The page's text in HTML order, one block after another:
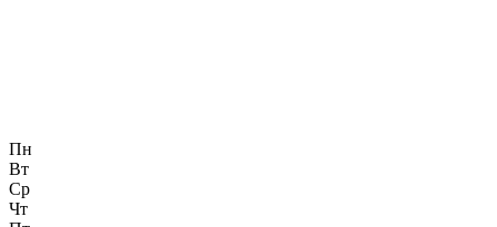
Пн
Вт
Ср
Чт